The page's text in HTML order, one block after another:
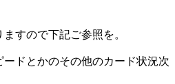
すので下記ご参照を。
ドとかのその他のカード状況次